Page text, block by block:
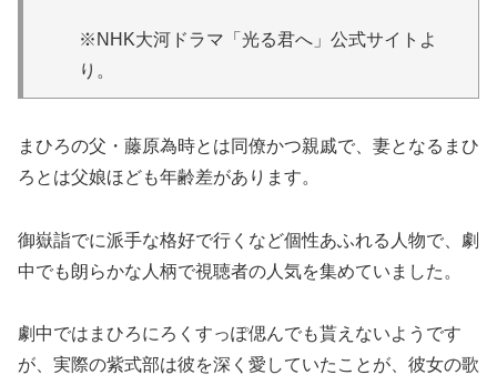
※NHK大河ドラマ「光る君へ」公式サイトよ
り。
まひろの父・藤原為時とは同僚かつ親戚で、妻となるまひ
ろとは父娘ほども年齢差があります。
御嶽詣でに派手な格好で行くなど個性あふれる人物で、劇
中でも朗らかな人柄で視聴者の人気を集めていました。
劇中ではまひろにろくすっぽ偲んでも貰えないようです
が、実際の紫式部は彼を深く愛していたことが、彼女の歌